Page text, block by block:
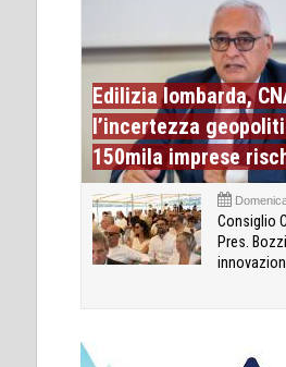
Edilizia lombarda,
l’incertezza
150mila imprese
Consiglio
Pres.